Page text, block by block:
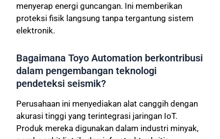
menyerap energi guncangan. Ini memberikan
proteksi fisik langsung tanpa tergantung sistem
elektronik.
Bagaimana Toyo Automation berkontribusi
dalam pengembangan teknologi
pendeteksi seismik?
Perusahaan ini menyediakan alat canggih dengan
akurasi tinggi yang terintegrasi jaringan IoT.
Produk mereka digunakan dalam industri minyak,